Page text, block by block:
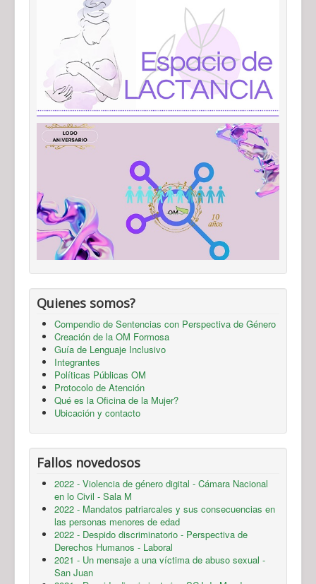
Quienes somos?
Compendio de Sentencias con Perspectiva de Género
Creación de la OM Formosa
Guía de Lenguaje Inclusivo
Integrantes
Políticas Públicas OM
Protocolo de Atención
Qué es la Oficina de la Mujer?
Ubicación y contacto
Fallos novedosos
2022 - Violencia de género digital - Cámara Nacional
en lo Civil - Sala M
2022 - Mandatos patriarcales y sus consecuencias en
las personas menores de edad
2022 - Despido discriminatorio - Perspectiva de
Derechos Humanos - Laboral
2021 - Un mensaje a una víctima de abuso sexual -
San Juan